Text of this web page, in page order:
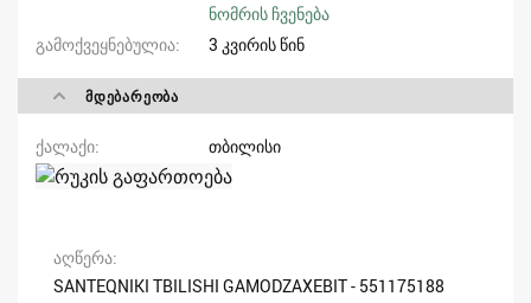
ნომრის ჩვენება
გამოქვეყნებულია
3 კვირის წინ
ᲛᲓᲔᲑᲐᲠᲔᲝᲑᲐ
ქალაქი თბილისი
აღწერა
SANTEQNIKI TBILISHI GAMODZAXEBIT - 551175188